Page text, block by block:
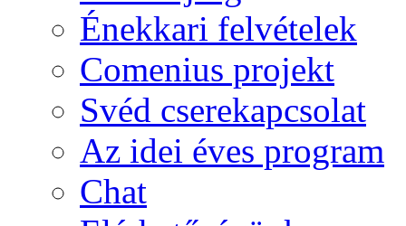
Énekkari felvételek
Comenius projekt
Svéd cserekapcsolat
Az idei éves program
Chat